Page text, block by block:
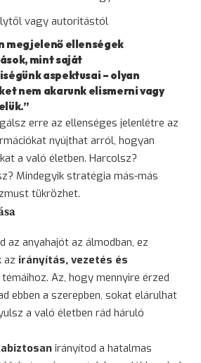
vagy autoritástól
megjelenő ellenségek
mint saját
aspektusai – olyan
nem akarunk elismerni vagy
erre az ellenséges jelenlétre az
nyújthat arról, hogyan
a való életben. Harcolsz?
Mindegyik stratégia más-más
tükrözhet.
az anyahajót az álmodban, ez
az irányítás, vezetés és
témáihoz. Az, hogy mennyire érzed
ebben a szerepben, sokat elárulhat
a való életben rád háruló
irányítod a hatalmas